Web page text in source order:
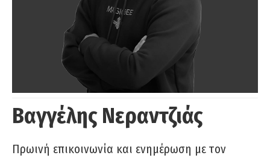
Βαγγέλης Νεραντζιάς
Πρωινή επικοινωνία και ενημέρωση με τον